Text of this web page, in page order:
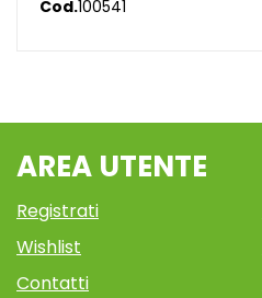
Cod.100541
AREA UTENTE
Registrati
Wishlist
Contatti